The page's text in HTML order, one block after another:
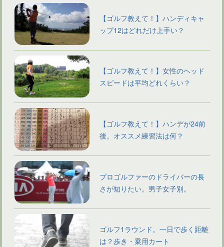
【ゴルフ教えて！】ハンディキャ
ップ12はどれだけ上手い？
【ゴルフ教えて！】女性のヘッド
スピードは平均どれくらい？
【ゴルフ教えて！】ハンデが24前
後。オススメ練習法は何？
プロゴルファーのドライバーの長
さが知りたい。男子女子別。
ゴルフ1ラウンド。一日で歩く距離
は？歩き・乗用カート